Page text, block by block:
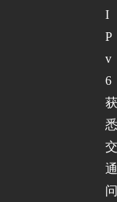
I
P
v
6
获
悉
交
通
问